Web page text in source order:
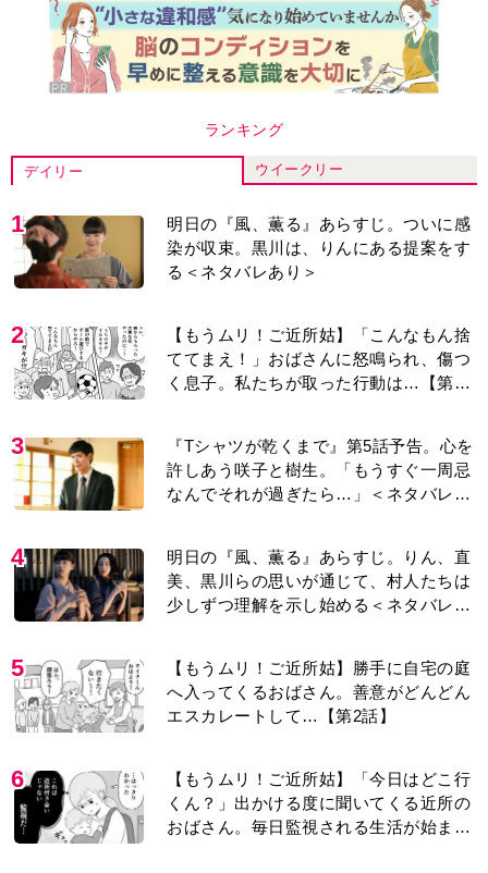
ランキング
デイリー ウイークリー
1
明日の『風、薫る』あらすじ。ついに感
染が収束。黒川は、りんにある提案をす
る＜ネタバレあり＞
2
【もうムリ！ご近所姑】「こんなもん捨
ててまえ！」おばさんに怒鳴られ、傷つ
く息子。私たちが取った行動は…【第3
3
『Tシャツが乾くまで』第5話予告。心を
許しあう咲子と樹生。「もうすぐ一周忌
なんでそれが過ぎたら…」＜ネタバレあ
4
明日の『風、薫る』あらすじ。りん、直
美、黒川らの思いが通じて、村人たちは
少しずつ理解を示し始める＜ネタバレあ
5
【もうムリ！ご近所姑】勝手に自宅の庭
へ入ってくるおばさん。善意がどんどん
エスカレートして…【第2話】
6
【もうムリ！ご近所姑】「今日はどこ行
くん？」出かける度に聞いてくる近所の
おばさん。毎日監視される生活が始ま